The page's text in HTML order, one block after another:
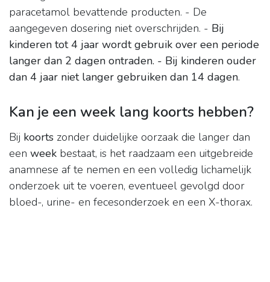
paracetamol bevattende producten. - De
aangegeven dosering niet overschrijden. - Bij
kinderen tot 4 jaar wordt gebruik over een periode
langer dan 2 dagen ontraden. - Bij kinderen ouder
dan 4 jaar niet langer gebruiken dan 14 dagen.
Kan je een week lang koorts hebben?
Bij koorts zonder duidelijke oorzaak die langer dan
een week bestaat, is het raadzaam een uitgebreide
anamnese af te nemen en een volledig lichamelijk
onderzoek uit te voeren, eventueel gevolgd door
bloed-, urine- en fecesonderzoek en een X-thorax.